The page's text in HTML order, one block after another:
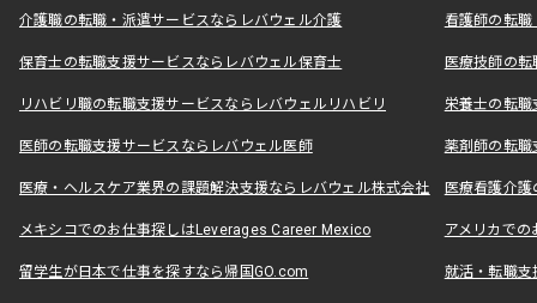
介護職の転職・派遣サービスならレバウェル介護 看護師の転
保育士の転職支援サービスならレバウェル保育士 医療技師の
リハビリ職の転職支援サービスならレバウェルリハビリ 栄養士の転
医師の転職支援サービスならレバウェル医師 薬剤師の転
医療・ヘルスケア業界の課題解決支援ならレバウェル株式会社 医療看護介
メキシコでのお仕事探しはLeverages Career Mexico アメリカで
留学生が日本で仕事を探すなら帰国GO.com 就活・転職